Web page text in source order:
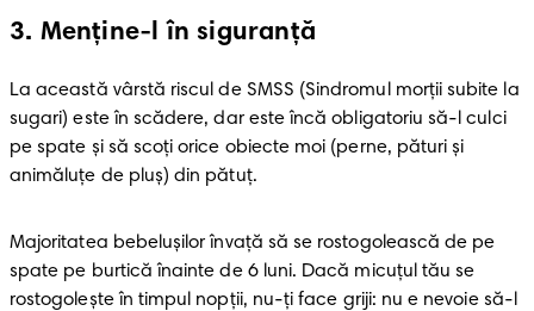
3. Menţine-l în siguranţă
La această vârstă riscul de SMSS (Sindromul morții subite la
sugari) este în scădere, dar este încă obligatoriu să-l culci
pe spate şi să scoţi orice obiecte moi (perne, pături şi
animăluţe de pluş) din pătuţ.
Majoritatea bebeluşilor învaţă să se rostogolească de pe
spate pe burtică înainte de 6 luni. Dacă micuţul tău se
rostogoleşte în timpul nopţii, nu-ţi face griji: nu e nevoie să-l